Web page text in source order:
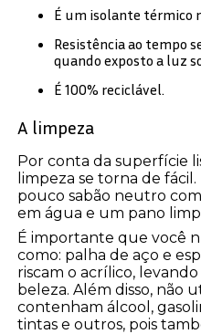
É um isolante
Resistência ao tempo sem amarelar ou quebrar
quando exposto a luz
É 100% reciclável.
A limpeza
Por conta da superfície
limpeza se torna de
pouco sabão neutro
em água e um pano
É importante que você
como: palha de aço e
riscam o acrílico,
beleza. Além disso, não
contenham álcool,
tintas e outros, pois